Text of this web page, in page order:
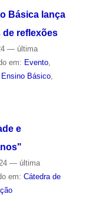
Básica lança
de reflexões
— última
em: Evento,
Ensino Básico,
e
— última
em: Cátedra de